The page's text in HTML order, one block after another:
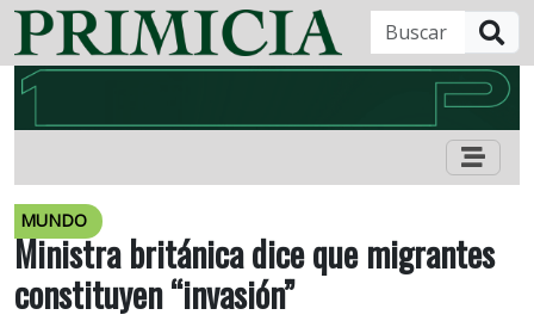
MUNDO
Ministra británica dice que migrantes
constituyen “invasión”